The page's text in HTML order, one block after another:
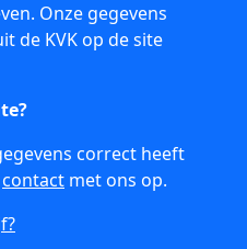
Onze gegevens
de KVK op de site
correct heeft
contact met ons op.